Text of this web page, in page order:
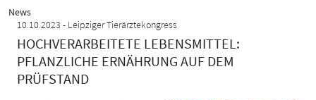
News
10.10.2023
Leipziger Tierärztekongress
HOCHVERARBEITETE LEBENSMITTEL:
PFLANZLICHE ERNÄHRUNG AUF DEM
PRÜFSTAND